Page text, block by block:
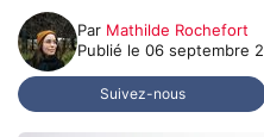
Par Mathilde Rochefort
Publié le 06 septembre
Suivez-nous